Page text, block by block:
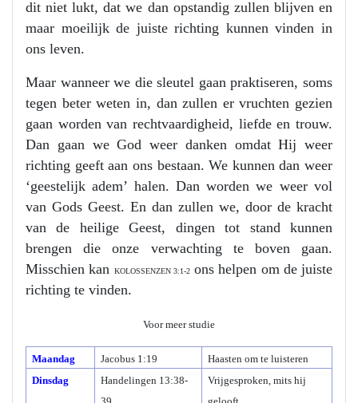
dit niet lukt, dat we dan opstandig zullen blijven en
maar moeilijk de juiste richting kunnen vinden in
ons leven.
Maar wanneer we die sleutel gaan praktiseren, soms
tegen beter weten in, dan zullen er vruchten gezien
gaan worden van rechtvaardigheid, liefde en trouw.
Dan gaan we God weer danken omdat Hij weer
richting geeft aan ons bestaan. We kunnen dan weer
‘geestelijk adem’ halen. Dan worden we weer vol
van Gods Geest. En dan zullen we, door de kracht
van de heilige Geest, dingen tot stand kunnen
brengen die onze verwachting te boven gaan.
Misschien kan KOLOSSENZEN 3:1-2ons helpen om de juiste
richting te vinden.
Voor meer studie
Maandag Jacobus 1:19
Haasten om te luisteren
Dinsdag
Handelingen 13:38-
Vrijgesproken, mits hij